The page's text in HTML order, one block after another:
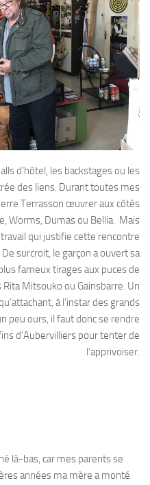
d’hôtel, les backstages ou les
des liens. Durant toutes mes
Terrasson œuvrer aux côtés
Worms, Dumas ou Bellia. Mais
qui justifie cette rencontre
surcroit, le garçon a ouvert sa
fameux tirages aux puces de
Mitsouko ou Gainsbarre. Un
à l’instar des grands
peu ours, il faut donc se rendre
d’Aubervilliers pour tenter de
l’apprivoiser.
là-bas, car mes parents se
années ma mère a monté